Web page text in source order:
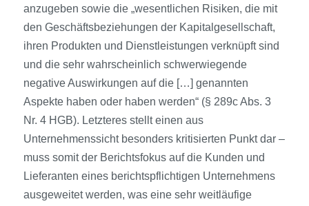
anzugeben sowie die „wesentlichen Risiken, die mit
den Geschäftsbeziehungen der Kapitalgesellschaft,
ihren Produkten und Dienstleistungen verknüpft sind
und die sehr wahrscheinlich schwerwiegende
negative Auswirkungen auf die […] genannten
Aspekte haben oder haben werden“ (§ 289c Abs. 3
Nr. 4 HGB). Letzteres stellt einen aus
Unternehmenssicht besonders kritisierten Punkt dar –
muss somit der Berichtsfokus auf die Kunden und
Lieferanten eines berichtspflichtigen Unternehmens
ausgeweitet werden, was eine sehr weitläufige